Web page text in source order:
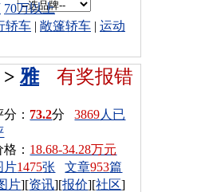
70万以上
轿车 | 敞篷轿车 | 运动
有奖报错
> 雅
分： 73.2分3869人已
格： 18.68-34.28万元
片1475张 文章953篇
片][资讯][报价][社区]